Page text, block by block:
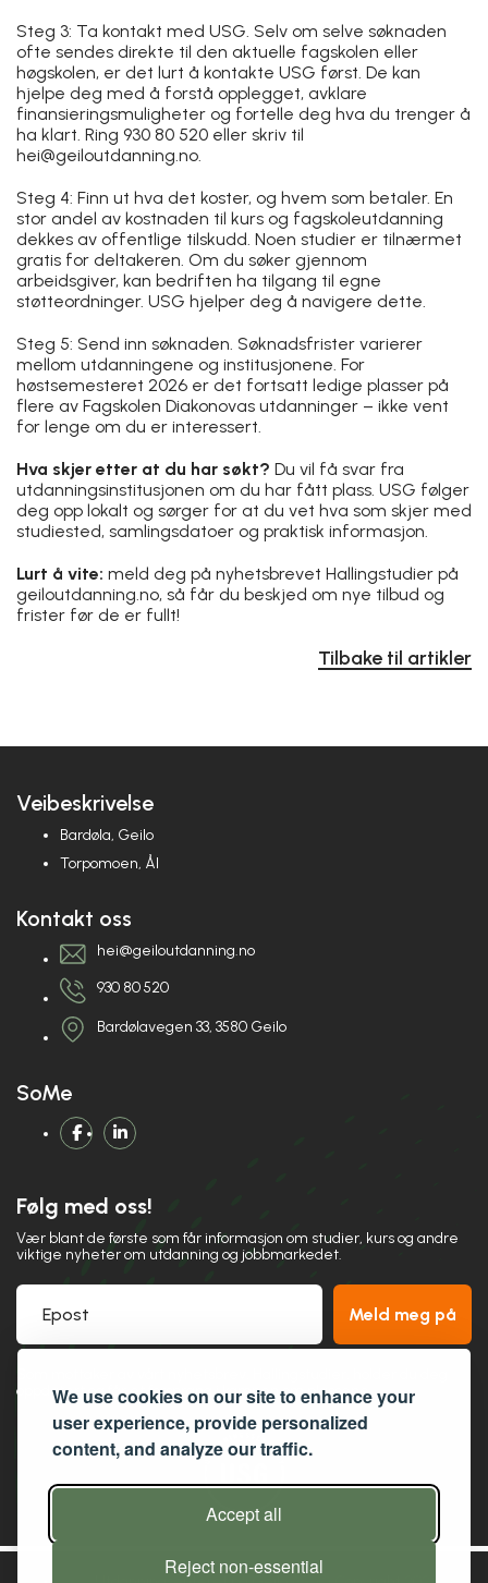
We use cookies on our site to enhance your
user experience, provide personalized
content, and analyze our traffic.
Accept all
Reject non-essential
Steg 3: Ta kontakt med USG. Selv om selve søknaden
ofte sendes direkte til den aktuelle fagskolen eller
høgskolen, er det lurt å kontakte USG først. De kan
hjelpe deg med å forstå opplegget, avklare
finansieringsmuligheter og fortelle deg hva du trenger å
ha klart. Ring 930 80 520 eller skriv til
hei@geiloutdanning.no.
Steg 4: Finn ut hva det koster, og hvem som betaler. En
stor andel av kostnaden til kurs og fagskoleutdanning
dekkes av offentlige tilskudd. Noen studier er tilnærmet
gratis for deltakeren. Om du søker gjennom
arbeidsgiver, kan bedriften ha tilgang til egne
støtteordninger. USG hjelper deg å navigere dette.
Steg 5: Send inn søknaden. Søknadsfrister varierer
mellom utdanningene og institusjonene. For
høstsemesteret 2026 er det fortsatt ledige plasser på
flere av Fagskolen Diakonovas utdanninger – ikke vent
for lenge om du er interessert.
Hva skjer etter at du har søkt? Du vil få svar fra
utdanningsinstitusjonen om du har fått plass. USG følger
deg opp lokalt og sørger for at du vet hva som skjer med
studiested, samlingsdatoer og praktisk informasjon.
Lurt å vite: meld deg på nyhetsbrevet Hallingstudier på
geiloutdanning.no, så får du beskjed om nye tilbud og
frister før de er fullt!
Tilbake til artikler
Veibeskrivelse
Bardøla, Geilo
Torpomoen, Ål
Kontakt oss
hei@geiloutdanning.no
930 80 520
Bardølavegen 33, 3580 Geilo
SoMe
fa-brands fa-facebook-f link
fa-brands fa-linkedin-in link
Følg med oss!
Vær blant de første som får informasjon om studier, kurs og andre
viktige nyheter om utdanning og jobbmarkedet.
Meld meg på
oppdatert og får et forsprang i kampen om plassene.